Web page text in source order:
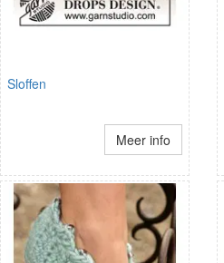
Sloffen
Meer info